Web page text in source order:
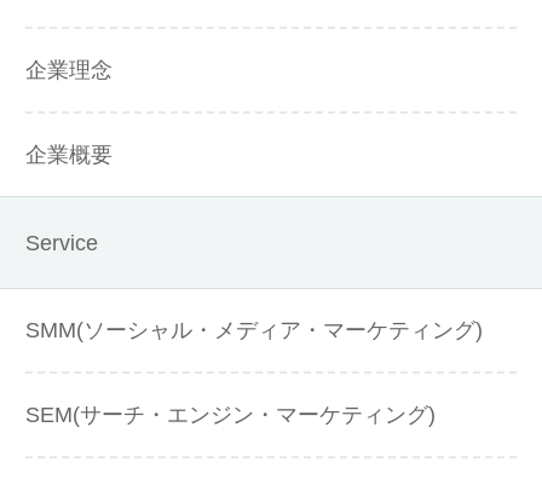
企業理念
企業概要
Service
SMM(ソーシャル・メディア・マーケティング)
SEM(サーチ・エンジン・マーケティング)